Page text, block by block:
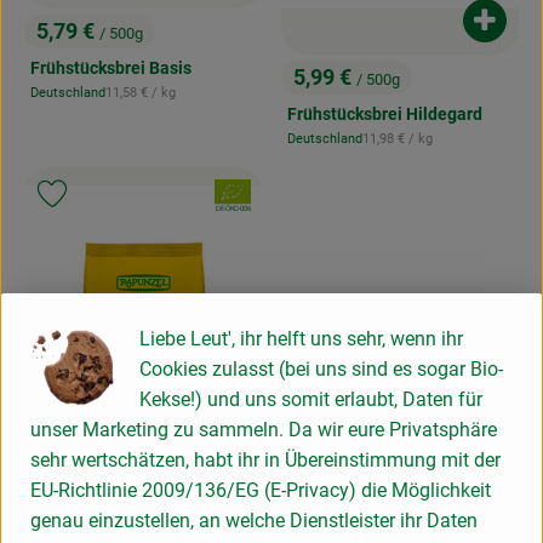
, Preis:
5,79 € / 500g
Frühstücksbrei Basis
, Herkunft:
Deutschland, Referenzpreis:
11,58 € / kg , Preis:
5,99 € / 500g
Frühstücksbrei Hildegard
, Herkunft:
Deutschland, Referenzpreis:
11,98 € / kg
, Verband:
, Kontrollstelle:
DE-ÖKO-006
Produkt zu Favouriten hinzufügen
Liebe Leut', ihr helft uns sehr, wenn ihr
Cookies zulasst (bei uns sind es sogar Bio-
Kekse!) und uns somit erlaubt, Daten für
unser Marketing zu sammeln. Da wir eure Privatsphäre
sehr wertschätzen, habt ihr in Übereinstimmung mit der
EU-Richtlinie 2009/136/EG (E-Privacy) die Möglichkeit
genau einzustellen, an welche Dienstleister ihr Daten